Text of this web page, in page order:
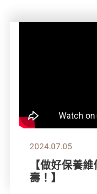
2024.07.05
【做好保養
壽！】